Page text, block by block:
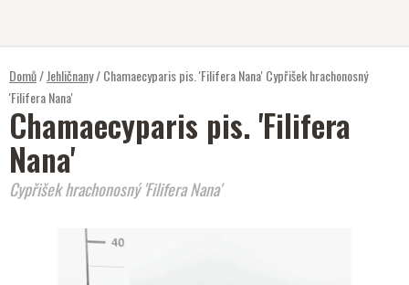
Domů/Jehličnany/Chamaecyparis pis. 'Filifera Nana'Cypřišek hrachonosný
'Filifera Nana'
Chamaecyparis pis. 'Filifera
Nana'
Cypřišek hrachonosný 'Filifera Nana'